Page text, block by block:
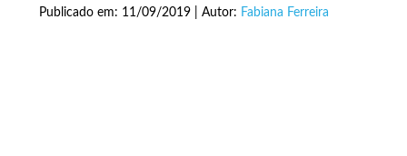
Publicado em: 11/09/2019 | Autor: Fabiana Ferreira